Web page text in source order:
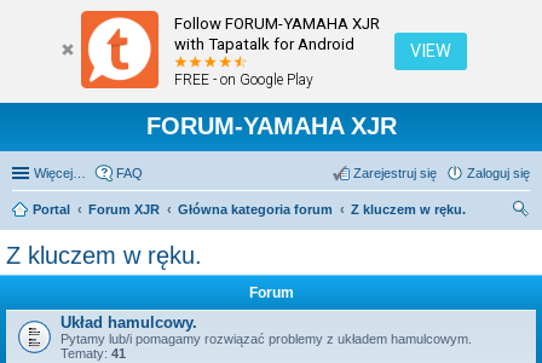
Follow FORUM-YAMAHA XJR
with Tapatalk for Android
FREE - on Google Play
VIEW
FORUM-YAMAHA XJR
Więcej… FAQ Zaloguj się
Zarejestruj się
Portal Forum XJR Główna kategoria forum
Z kluczem w ręku.
Z kluczem w ręku.
Forum
Układ hamulcowy.
Pytamy lub/i pomagamy rozwiązać problemy z układem hamulcowym.
Tematy: 41